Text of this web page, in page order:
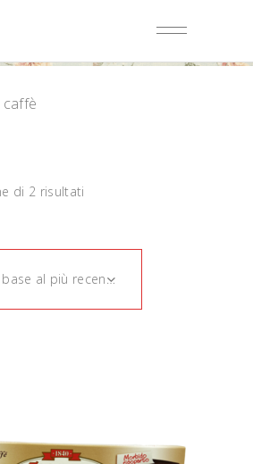
caffè
di 2 risultati
Ordina in base al più recente